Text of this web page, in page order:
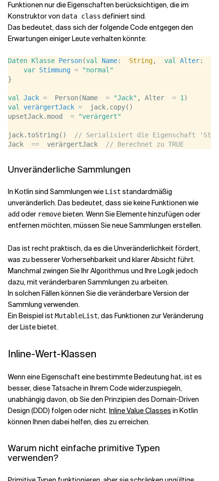
Funktionen nur die Eigenschaften berücksichtigen, die im
Konstruktor von data class definiert sind.
Das bedeutet, dass sich der folgende Code entgegen den
Erwartungen einiger Leute verhalten könnte:
Daten Klasse Person(val Name: String, val Alter:
var Stimmung =
"normal"
}
val Jack =
  Person(Name
= "Jack" , Alter = 1 )
val
verärgertJack =
  jack.copy()
upsetJack.mood = "verärgert"
jack.toString()
// Serialisiert die Eigenschaft
Jack ==
  verärgertJack
// Berechnet zu TRUE
Unveränderliche Sammlungen
In Kotlin sind Sammlungen wie List standardmäßig
unveränderlich. Das bedeutet, dass sie keine Funktionen wie
add oder removebieten. Wenn Sie Elemente hinzufügen oder
entfernen möchten, müssen Sie neue Sammlungen erstellen.
Das ist recht praktisch, da es die Unveränderlichkeit fördert,
was zu besserer Vorhersehbarkeit und klarer Absicht führt.
Manchmal zwingen Sie Ihr Algorithmus und Ihre Logik jedoch
dazu, mit veränderbaren Sammlungen zu arbeiten.
In solchen Fällen können Sie die veränderbare Version der
Sammlung verwenden.
Ein Beispiel ist MutableList, das Funktionen zur Veränderung
der Liste bietet.
Inline-Wert-Klassen
Wenn eine Eigenschaft eine bestimmte Bedeutung hat, ist es
besser, diese Tatsache in Ihrem Code widerzuspiegeln,
unabhängig davon, ob Sie den Prinzipien des Domain-Driven
Design (DDD) folgen oder nicht.Inline Value Classes in Kotlin
können Ihnen dabei helfen, dies zu erreichen.
Warum nicht einfache primitive Typen
verwenden?